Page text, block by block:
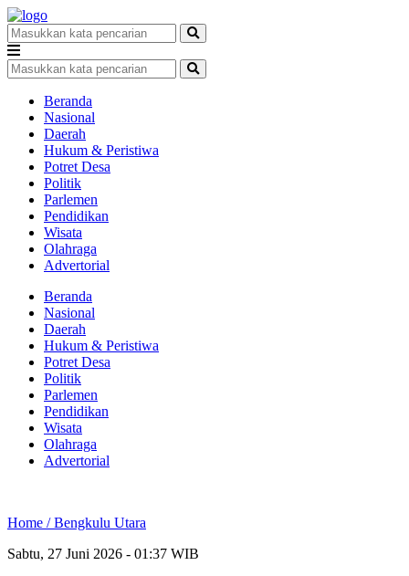
Beranda
Nasional
Daerah
Hukum & Peristiwa
Potret Desa
Politik
Parlemen
Pendidikan
Wisata
Olahraga
Advertorial
Beranda
Nasional
Daerah
Hukum & Peristiwa
Potret Desa
Politik
Parlemen
Pendidikan
Wisata
Olahraga
Advertorial
Home /Bengkulu Utara
Sabtu, 27 Juni 2026 - 01:37 WIB